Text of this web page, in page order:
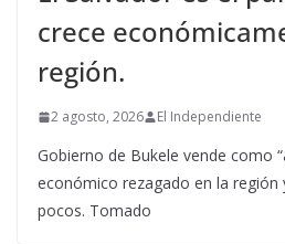
crece
región.
2 agosto, 2026 El Independiente
Gobierno de Bukele vende como
económico rezagado en la región
pocos. Tomado